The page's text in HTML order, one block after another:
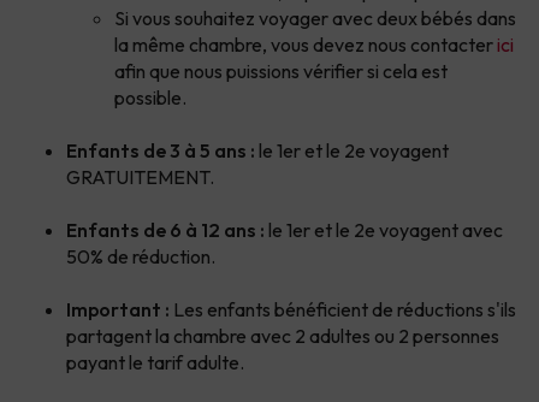
Si vous souhaitez voyager avec deux bébés dans
la même chambre, vous devez nous contacterici
afin que nous puissions vérifier si cela est
possible.
Enfants de 3 à 5 ans : le 1er et le 2e voyagent
GRATUITEMENT.
Enfants de 6 à 12 ans : le 1er et le 2e voyagent avec
50% de réduction.
Important : Les enfants bénéficient de réductions s'ils
partagent la chambre avec 2 adultes ou 2 personnes
payant le tarif adulte.